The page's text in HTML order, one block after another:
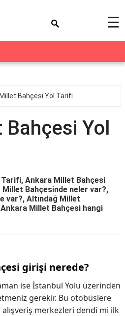
☰
Bahçesi Yol Tarifi
Yol
Ankara Millet Bahçesi
Bahçesinde neler var?,
var?, Altındağ Millet
Millet Bahçesi hangi
girişi nerede?
ise İstanbul Yolu üzerinden
gerekir. Bu otobüslere
merkezleri dendi mi ilk